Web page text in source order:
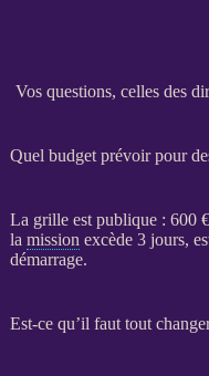
Vos questions, celles des
Quel budget prévoir pour
La grille est publique : 600 €
la mission excède 3 jours,
démarrage.
Est-ce qu’il faut tout